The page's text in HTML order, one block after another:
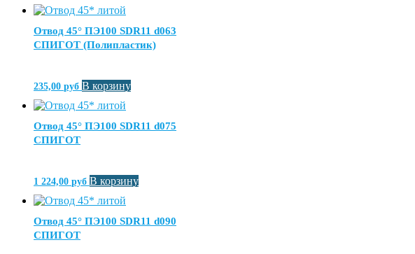
Отвод 45° ПЭ100 SDR11 d063
СПИГОТ (Полипластик)
235,00 руб В корзину
Отвод 45° ПЭ100 SDR11 d075
СПИГОТ
1 224,00 руб В корзину
Отвод 45° ПЭ100 SDR11 d090
СПИГОТ